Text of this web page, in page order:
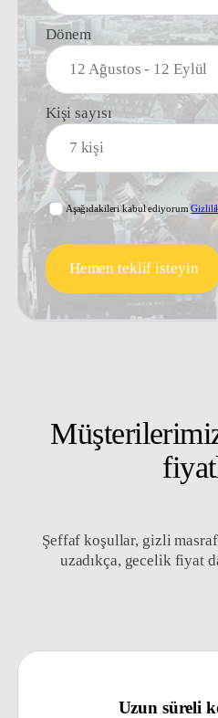
Dönem
Kişi sayısı
Aşağıdakileri kabul ediyorum
Hemen teklif isteyin
Şeffaf koşullar, gizli
uzadıkça, gecelik fiyat
Uzun süreli